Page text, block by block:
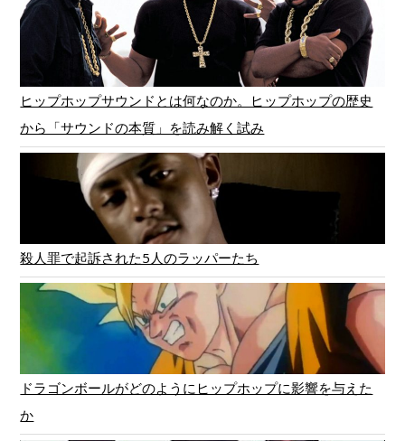
ヒップホップサウンドとは何なのか。ヒップホップの歴史
から「サウンドの本質」を読み解く試み
殺人罪で起訴された5人のラッパーたち
ドラゴンボールがどのようにヒップホップに影響を与えた
か